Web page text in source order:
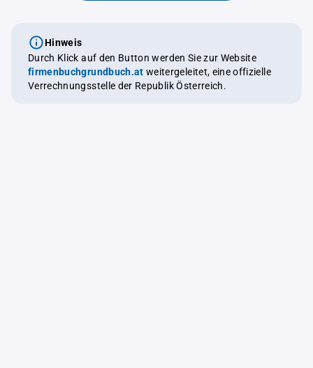
Hinweis
Durch Klick auf den Button werden Sie zur Website
firmenbuchgrundbuch.at weitergeleitet, eine offizielle
Verrechnungsstelle der Republik Österreich.